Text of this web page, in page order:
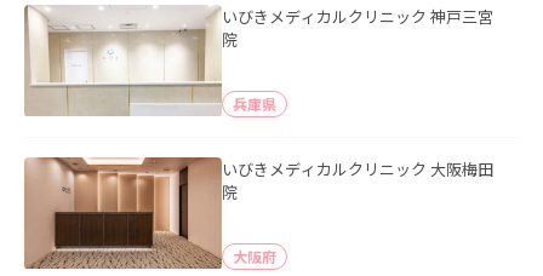
いびきメディカルクリニック 神戸三宮
院
兵庫県
いびきメディカルクリニック 大阪梅田
院
大阪府